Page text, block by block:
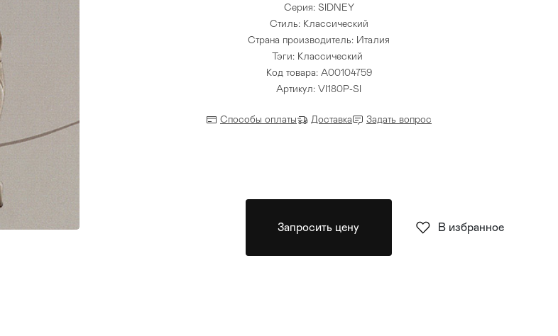
Серия: SIDNEY
Стиль: Классический
Страна производитель: Италия
Тэги: Классический
Код товара: A00104759
Артикул: VI180P-SI
Способы оплаты Доставка Задать вопрос
Запросить цену В избранное